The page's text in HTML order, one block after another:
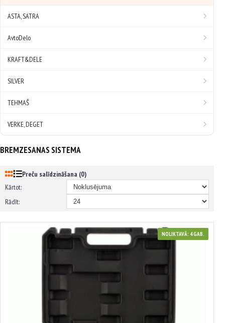
ASTA, SATRA
AvtoDelo
KRAFT&DELE
SILVER
TEHMAŠ
VERKE, DEGET
BREMZESANAS SISTEMA
Preču salīdzināšana (0)
Kārtot:
Rādīt:
NOLIKTAVĀ: 4 GAB.